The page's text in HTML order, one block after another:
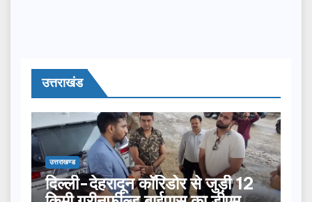
उत्तराखंड
उत्तराखण्ड
दिल्ली-देहरादून कॉरिडोर से जुड़ी 12